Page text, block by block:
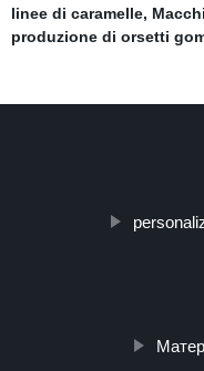
linee di caramelle,
produzione di orsetti